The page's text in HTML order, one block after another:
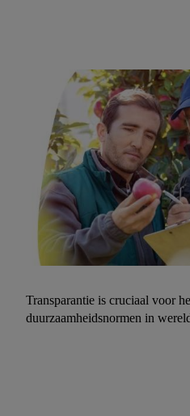
Transparantie is cruciaal voor
duurzaamheidsnormen in